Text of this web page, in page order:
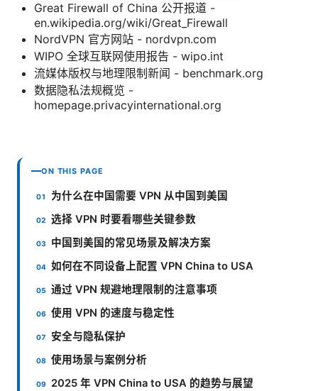
Great Firewall of China 公开报道 -
en.wikipedia.org/wiki/Great_Firewall
NordVPN 官方网站 - nordvpn.com
WIPO 全球互联网使用报告 - wipo.int
流媒体版权与地理限制新闻 - benchmark.org
数据隐私法规概览 -
homepage.privacyinternational.org
ON THIS PAGE
为什么在中国需要 VPN 从中国到美国
选择 VPN 时要看哪些关键参数
中国到美国的常见场景及解决方案
如何在不同设备上配置 VPN China to USA
通过 VPN 规避地理限制的注意事项
使用 VPN 的速度与稳定性
安全与隐私保护
使用场景与案例分析
2025 年 VPN China to USA 的趋势与展望